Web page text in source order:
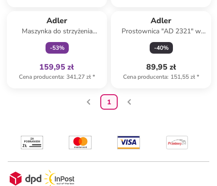
Adler
Maszynka do strzyżenia
włosów "AD 2831" w kolorze
srebrno-szarym
-53%
159,95 zł
Cena producenta: 341,27 zł*
Adler
Prostownica "AD 2321" w
kolorze białym
-40%
89,95 zł
Cena producenta: 151,55 zł*
1